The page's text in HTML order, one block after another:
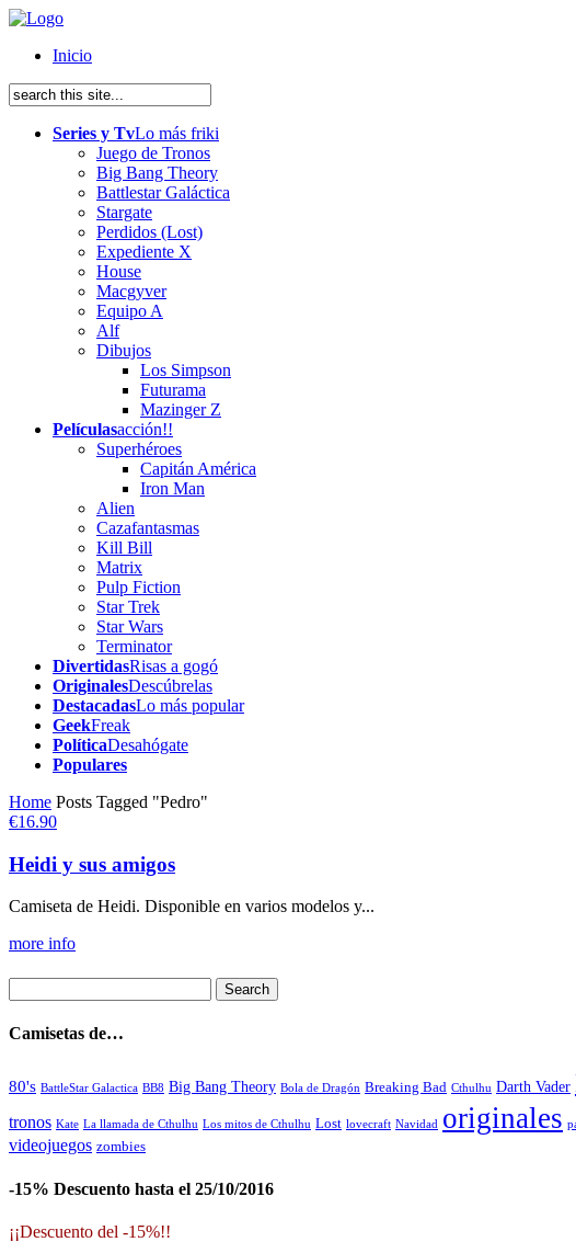
Inicio
Series y TvLo más friki
Juego de Tronos
Big Bang Theory
Battlestar Galáctica
Stargate
Perdidos (Lost)
Expediente X
House
Macgyver
Equipo A
Alf
Dibujos
Los Simpson
Futurama
Mazinger Z
Películasacción!!
Superhéroes
Capitán América
Iron Man
Alien
Cazafantasmas
Kill Bill
Matrix
Pulp Fiction
Star Trek
Star Wars
Terminator
DivertidasRisas a gogó
OriginalesDescúbrelas
DestacadasLo más popular
GeekFreak
PolíticaDesahógate
Populares
Home Posts Tagged "Pedro"
€16.90
Heidi y sus amigos
Camiseta de Heidi. Disponible en varios modelos y...
more info
Camisetas de…
80's BattleStar Galactica BB8 Big Bang Theory Bola de Dragón Breaking Bad Cthulhu Darth Vader
tronos Kate La llamada de Cthulhu Los mitos de Cthulhu Lost lovecraft Navidad originales
videojuegos zombies
-15% Descuento hasta el 25/10/2016
¡¡Descuento del -15%!!